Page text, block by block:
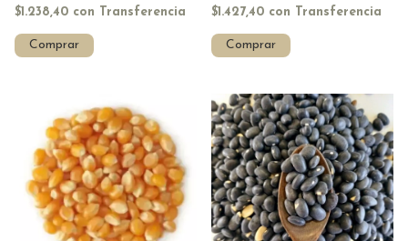
$1.238,40 con Transferencia
Comprar
$1.427,40 con Transferencia
Comprar